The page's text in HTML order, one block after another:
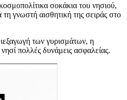
σοκάκια του νησιού,
γνωστή αισθητική της σειράς στο
των γυρισμάτων, η
πολλές δυνάμεις ασφαλείας.